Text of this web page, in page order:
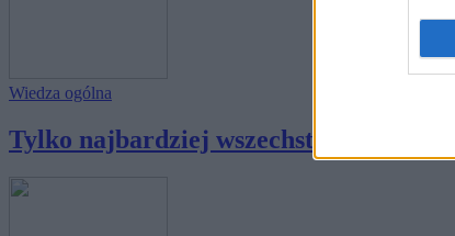
Wiedza ogólna
Tylko najbardziej wszechstronne osoby